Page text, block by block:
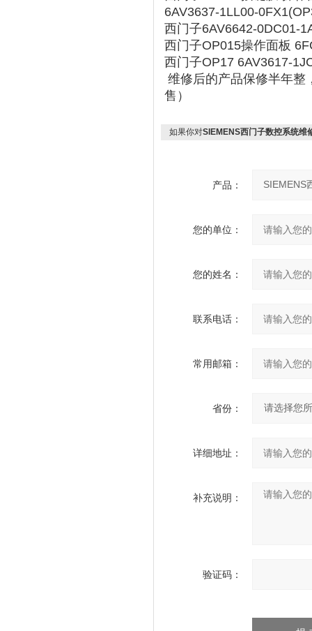
6AV3637-1LL00-
西门子6AV6642-0DC01-
西门子OP015操作面板
西门子OP17 6AV3617-
维修后的产品保修半年整
售）
如果你对SIEMENS西门子数控系统维
产品：
您的单位：
您的姓名：
联系电话：
常用邮箱：
省份：
详细地址：
补充说明：
验证码：